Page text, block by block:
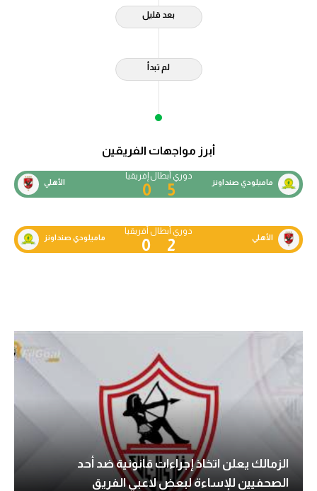
بعد قليل
لم تبدأ
أبرز مواجهات الفريقين
ماميلودي صنداونز 5
دوري أبطال إفريقيا
0 الأهلي
الأهلي 2
دوري أبطال أفريقيا
0 ماميلودي صنداونز
الزمالك يعلن اتخاذ إجراءات قانونية ضد أحد
الصحفيين للإساءة لبعض لاعبي الفريق